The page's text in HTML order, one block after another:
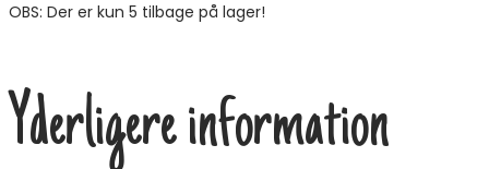
OBS: Der er kun 5 tilbage på lager!
Yderligere information